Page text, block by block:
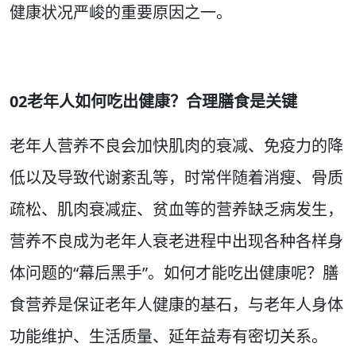
健康状况严峻的重要原因之一。
02老年人如何吃出健康？合理膳食是关键
老年人营养不良会加快肌肉的衰减、免疫力的降
低以及导致代谢紊乱等，时常伴随着消瘦、骨质
疏松、肌肉衰减症、贫血等的营养缺乏病发生，
营养不良成为老年人衰老进程中出现各种各样身
体问题的“幕后黑手”。如何才能吃出健康呢？膳
食营养是保证老年人健康的基石，与老年人身体
功能维护、生活质量、延年益寿有密切关系。